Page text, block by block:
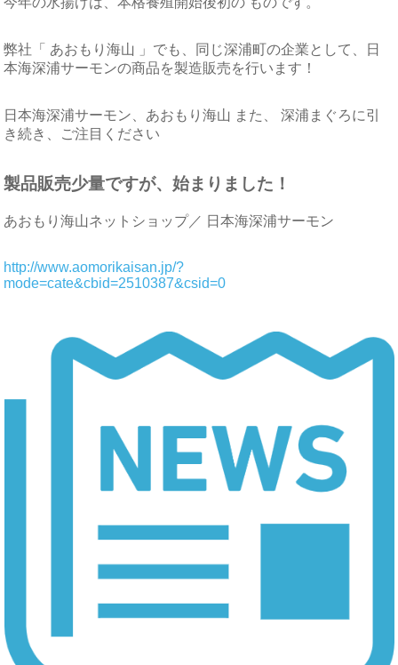
弊社「 あおもり海山 」でも、同じ深浦町の企業として、日
本海深浦サーモンの商品を製造販売を行います！
日本海深浦サーモン、あおもり海山 また、 深浦まぐろに引
き続き、ご注目ください
製品販売少量ですが、始まりました！
あおもり海山ネットショップ／ 日本海深浦サーモン
http://www.aomorikaisan.jp/?
mode=cate&cbid=2510387&csid=0